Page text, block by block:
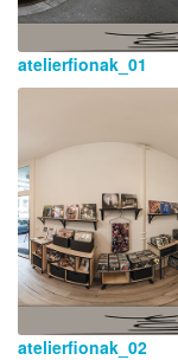
atelierfionak_01
atelierfionak_02